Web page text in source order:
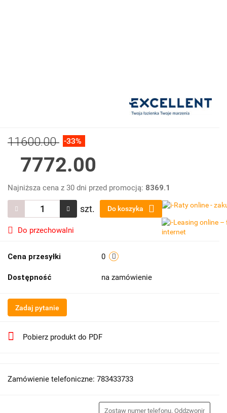
11600.00 -33%
7772.00
Najniższa cena z 30 dni przed promocją: 8369.1
szt. Do koszyka
Do przechowalni
Cena przesyłki 0
Dostępność na zamówienie
Zadaj pytanie
Pobierz produkt do PDF
Zamówienie telefoniczne: 783433733